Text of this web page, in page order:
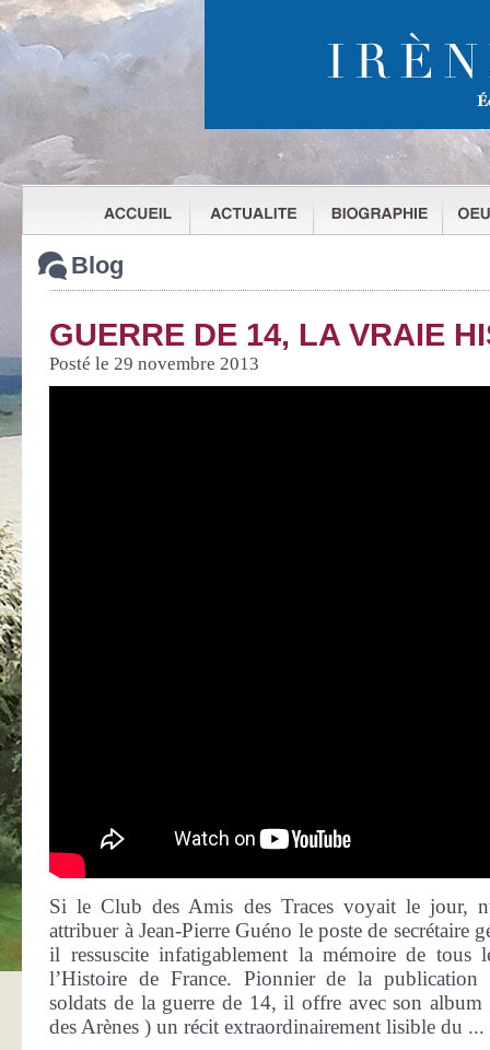
Blog
GUERRE DE 14, LA VRAIE
Posté le 29 novembre 2013
Si le Club des Amis des Traces voyait le jour,
attribuer à Jean-Pierre Guéno le poste de secrétaire
il ressuscite infatigablement la mémoire de
l’Histoire de France. Pionnier de la publication
soldats de la guerre de 14, il offre avec son
des Arènes ) un récit extraordinairement lisible du ...